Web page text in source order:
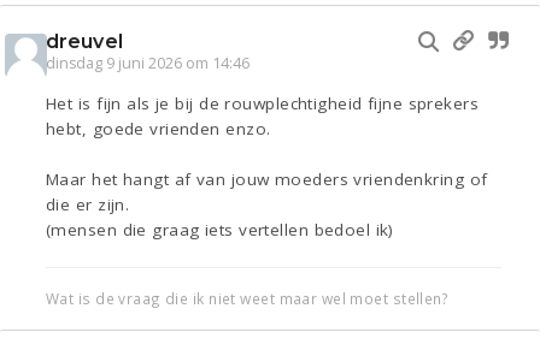
dreuvel
dinsdag 9 juni 2026 om 14:46
Het is fijn als je bij de rouwplechtigheid fijne sprekers
hebt, goede vrienden enzo.
Maar het hangt af van jouw moeders vriendenkring of
die er zijn.
(mensen die graag iets vertellen bedoel ik)
Wat is de vraag die ik niet weet maar wel moet stellen?